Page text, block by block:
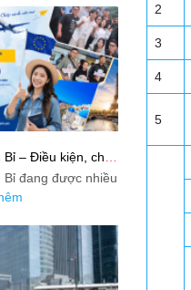
2
3
4
5
– Điều kiện, chi
trình chuẩn cho
Bỉ đang được nhiều